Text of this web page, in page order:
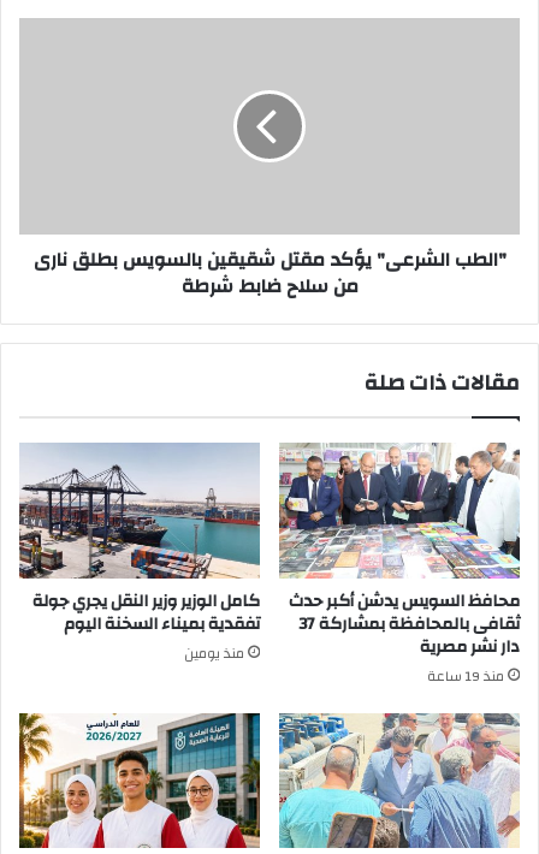
من
سلاح
"الطب الشرعى" يؤكد مقتل شقيقين بالسويس بطلق نارى
من سلاح ضابط شرطة
مقالات ذات صلة
محافظ السويس يدشن أكبر حدث
ثقافى بالمحافظة بمشاركة 37
دار نشر مصرية
منذ 19 ساعة
كامل الوزير وزير النقل يجري جولة
تفقدية بميناء السخنة اليوم
منذ يومين